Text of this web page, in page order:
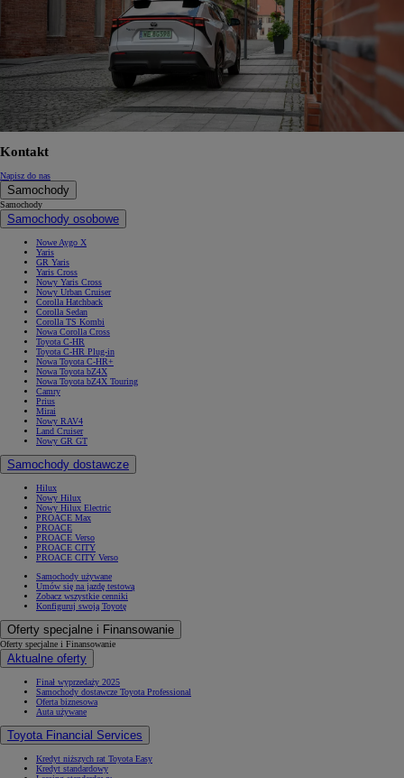
Kontakt
Napisz do nas
Samochody
Samochody
Samochody osobowe
Nowe Aygo X
Yaris
GR Yaris
Yaris Cross
Nowy Yaris Cross
Nowy Urban Cruiser
Corolla Hatchback
Corolla Sedan
Corolla TS Kombi
Nowa Corolla Cross
Toyota C-HR
Toyota C-HR Plug-in
Nowa Toyota C-HR+
Nowa Toyota bZ4X
Nowa Toyota bZ4X Touring
Camry
Prius
Mirai
Nowy RAV4
Land Cruiser
Nowy GR GT
Samochody dostawcze
Hilux
Nowy Hilux
Nowy Hilux Electric
PROACE Max
PROACE
PROACE Verso
PROACE CITY
PROACE CITY Verso
Samochody używane
Umów się na jazdę testową
Zobacz wszystkie cenniki
Konfiguruj swoją Toyotę
Oferty specjalne i Finansowanie
Oferty specjalne i Finansowanie
Aktualne oferty
Finał wyprzedaży 2025
Samochody dostawcze Toyota Professional
Oferta biznesowa
Auta używane
Toyota Financial Services
Kredyt niższych rat Toyota Easy
Kredyt standardowy